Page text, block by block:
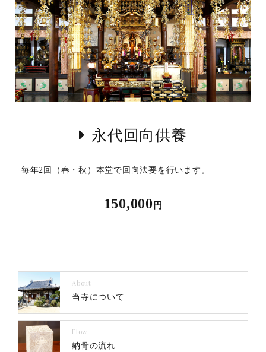
永代回向供養
毎年2回（春・秋）本堂で回向法要を行います。
150,000 円
About
当寺について
Flow
納骨の流れ